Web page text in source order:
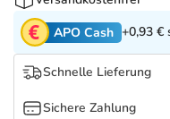
Tierapotheke
Vitamine &
Salus Deals
APO Cash +0,93 €
Schnelle Lieferung
Sichere Zahlung